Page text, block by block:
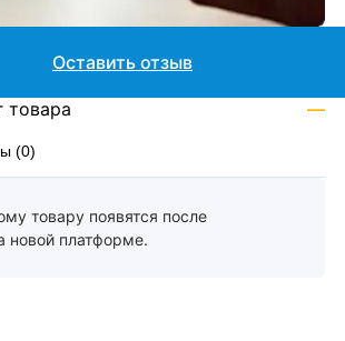
(0)
товару появятся после
новой платформе.
Оставить отзыв
товара —